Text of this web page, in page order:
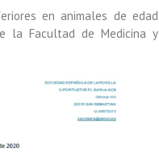
en animales de edad
la Facultad de Medicina y